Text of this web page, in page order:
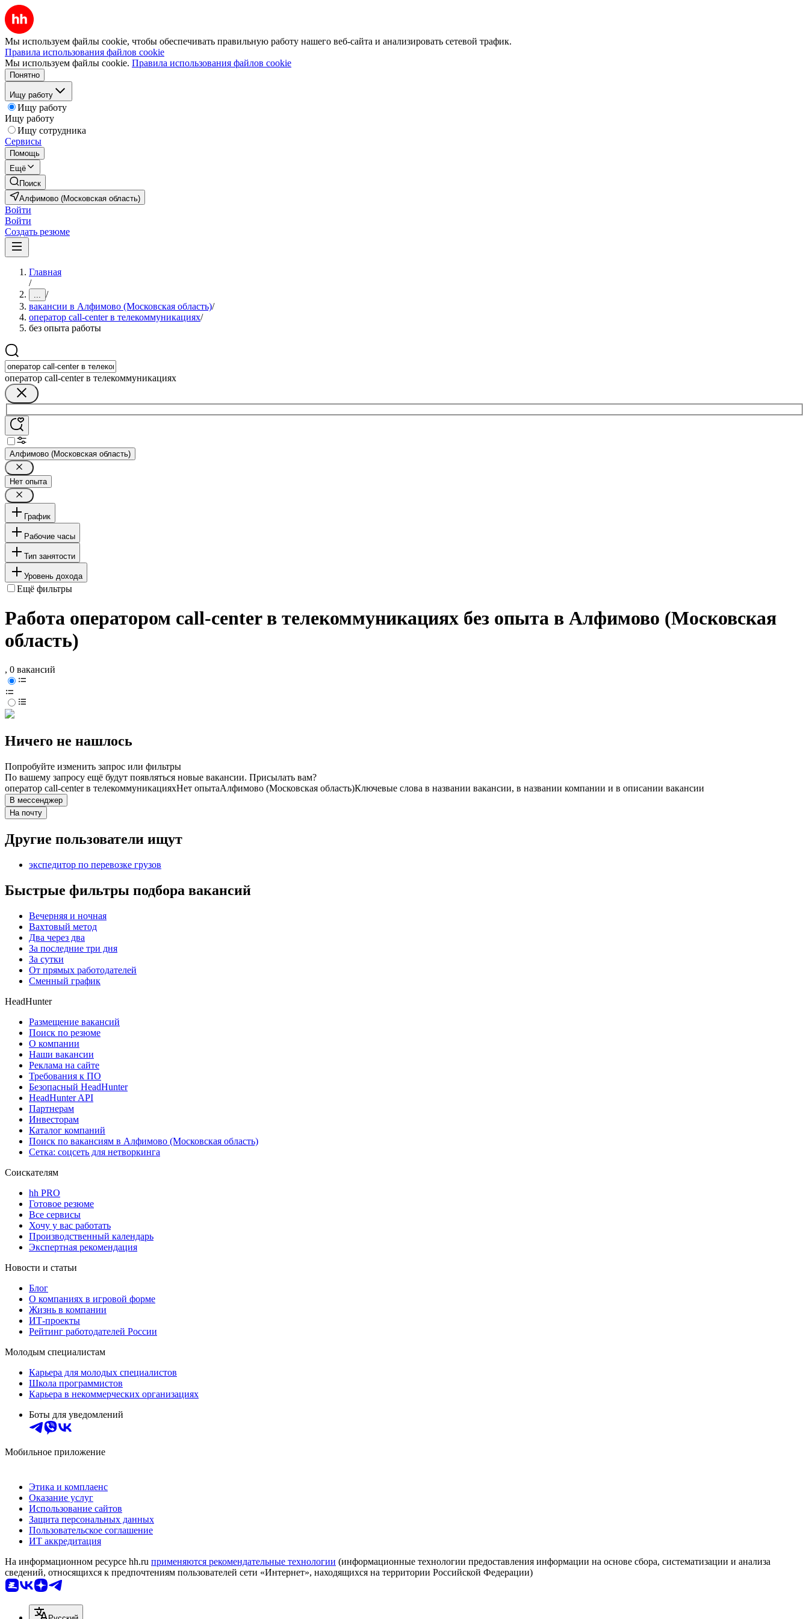
Мы используем файлы cookie, чтобы обеспечивать правильную работу нашего веб-сайта и анализировать сетевой трафик.
Правила использования файлов cookie
Мы используем файлы cookie. Правила использования файлов cookie
Понятно
Ищу работу
Ищу работу
Ищу работу
Ищу сотрудника
Сервисы
Помощь
Ещё
Поиск
Алфимово (Московская область)
Войти
Войти
Создать резюме
Главная
/
... /
вакансии в Алфимово (Московская область)/
оператор call-center в телекоммуникациях/
без опыта работы
оператор call-center в телекоммуникациях
Алфимово (Московская область)
Нет опыта
График
Рабочие часы
Тип занятости
Уровень дохода
Ещё фильтры
Работа оператором call-center в телекоммуникациях без опыта в Алфимово (Московская
область)
, 0 вакансий
Ничего не нашлось
Попробуйте изменить запрос или фильтры
По вашему запросу ещё будут появляться новые вакансии. Присылать вам?
оператор call-center в телекоммуникацияхНет опытаАлфимово (Московская область)Ключевые слова в названии вакансии, в названии компании и в описании вакансии
В мессенджер
На почту
Другие пользователи ищут
экспедитор по перевозке грузов
Быстрые фильтры подбора вакансий
Вечерняя и ночная
Вахтовый метод
Два через два
За последние три дня
За сутки
От прямых работодателей
Сменный график
HeadHunter
Размещение вакансий
Поиск по резюме
О компании
Наши вакансии
Реклама на сайте
Требования к ПО
Безопасный HeadHunter
HeadHunter API
Партнерам
Инвесторам
Каталог компаний
Поиск по вакансиям в Алфимово (Московская область)
Сетка: соцсеть для нетворкинга
Соискателям
hh PRO
Готовое резюме
Все сервисы
Хочу у вас работать
Производственный календарь
Экспертная рекомендация
Новости и статьи
Блог
О компаниях в игровой форме
Жизнь в компании
ИТ-проекты
Рейтинг работодателей России
Молодым специалистам
Карьера для молодых специалистов
Школа программистов
Карьера в некоммерческих организациях
Боты для уведомлений
Мобильное приложение
Этика и комплаенс
Оказание услуг
Использование сайтов
Защита персональных данных
Пользовательское соглашение
ИТ аккредитация
На информационном ресурсе hh.ru применяются рекомендательные технологии (информационные технологии предоставления информации на основе сбора, систематизации и анализа
сведений, относящихся к предпочтениям пользователей сети «Интернет», находящихся на территории Российской Федерации)